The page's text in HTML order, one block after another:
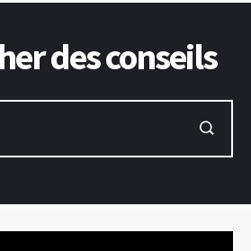
des conseils